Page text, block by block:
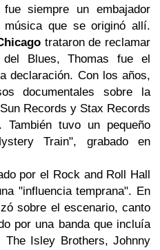
siempre un embajador
que se originó allí.
trataron de reclamar
Blues, Thomas fue el
declaración. Con los años,
documentales sobre la
Records y Stax Records
tuvo un pequeño
Train", grabado en
por el Rock and Roll Hall
"influencia temprana". En
sobre el escenario, canto
por una banda que incluía
Isley Brothers, Johnny